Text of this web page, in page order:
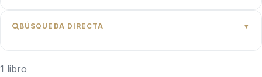
BÚSQUEDA DIRECTA
1 libro